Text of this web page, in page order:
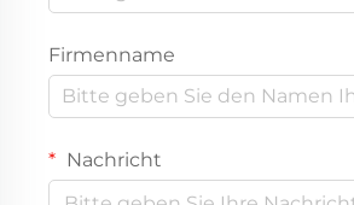
Firmenname
Nachricht